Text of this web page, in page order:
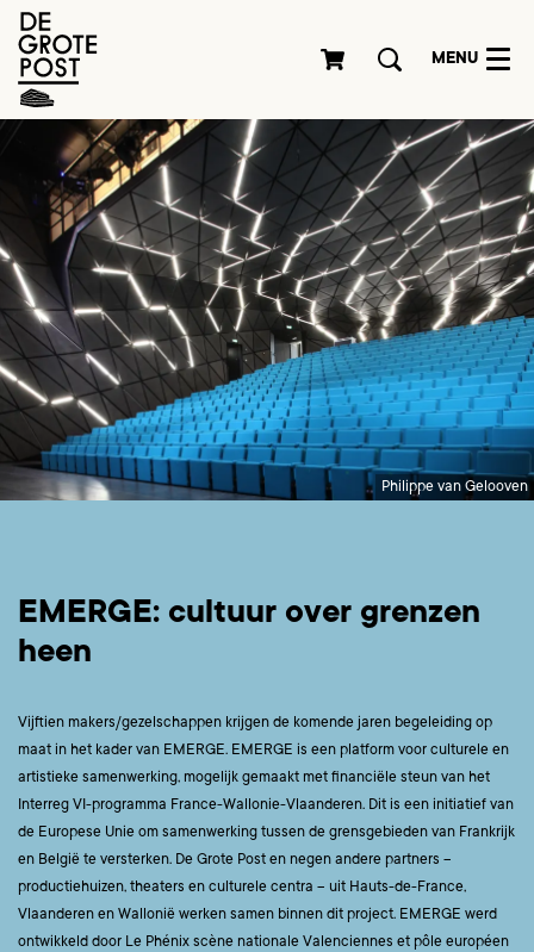
MENU
Philippe van Gelooven
EMERGE: cultuur over grenzen
heen
Vijftien makers/gezelschappen krijgen de komende jaren begeleiding op
maat in het kader van EMERGE. EMERGE is een platform voor culturele en
artistieke samenwerking, mogelijk gemaakt met financiële steun van het
Interreg VI-programma France-Wallonie-Vlaanderen. Dit is een initiatief van
de Europese Unie om samenwerking tussen de grensgebieden van Frankrijk
en België te versterken. De Grote Post en negen andere partners –
productiehuizen, theaters en culturele centra – uit Hauts-de-France,
Vlaanderen en Wallonië werken samen binnen dit project. EMERGE werd
ontwikkeld door Le Phénix scène nationale Valenciennes et pôle européen